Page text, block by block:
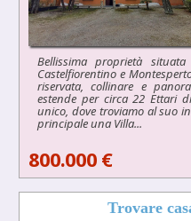
Bellissima proprietà
Castelfiorentino e
riservata, collinare e
estende per circa 22 Ettari
unico, dove troviamo al suo
principale una Villa...
800.000 €
Trovare